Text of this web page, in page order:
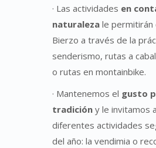
· Las actividades en
naturaleza le permitirán
Bierzo a través de la
senderismo, rutas a
o rutas en montainbike.
· Mantenemos el gusto
tradición y le invitamos
diferentes actividades
del año: la vendimia o